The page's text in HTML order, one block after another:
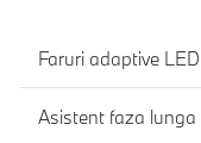
Faruri adaptive LED
Asistent faza lunga